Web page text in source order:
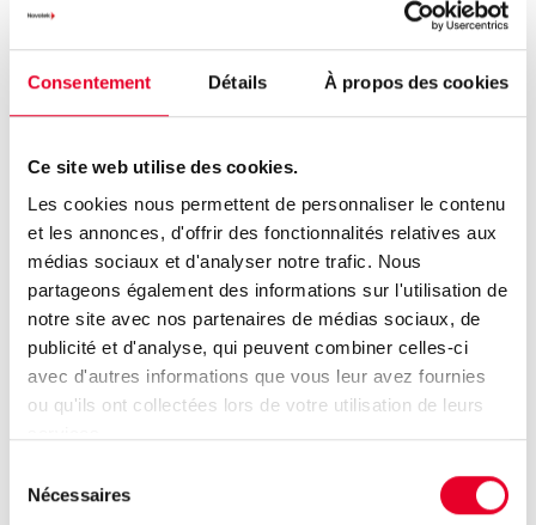
Consentement Détails À propos des cookies
Ce site web utilise des cookies.
Les cookies nous permettent de personnaliser le contenu
et les annonces, d'offrir des fonctionnalités relatives aux
médias sociaux et d'analyser notre trafic. Nous
partageons également des informations sur l'utilisation de
notre site avec nos partenaires de médias sociaux, de
publicité et d'analyse, qui peuvent combiner celles-ci
avec d'autres informations que vous leur avez fournies
ou qu'ils ont collectées lors de votre utilisation de leurs
Nécessaires
Lecture et écriture de données historisées.
Création et impression d’étiquettes – prise en
charge native de nombreuses imprimantes
fichiers textuels (csv, xml, json, etc.)
ou par Teams.
Des fonctionnalités
supplémentaires
performantes pour une